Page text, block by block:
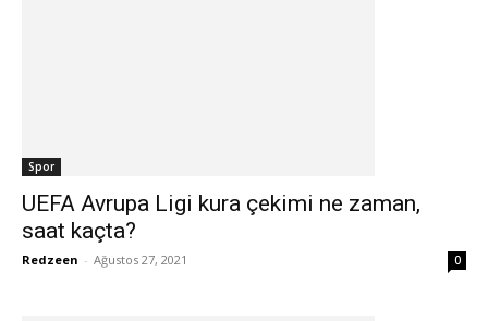
Spor
UEFA Avrupa Ligi kura çekimi ne zaman,
saat kaçta?
Redzeen - Ağustos 27, 2021 0